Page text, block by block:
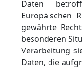
Daten
Europäischen
gewährte
besonderen
Verarbeitung
Daten, die